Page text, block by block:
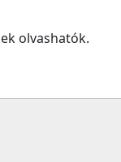
olvashatók.